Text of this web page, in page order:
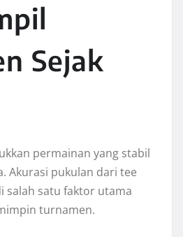
Sejak
permainan yang stabil
Akurasi pukulan dari tee
salah satu faktor utama
turnamen.